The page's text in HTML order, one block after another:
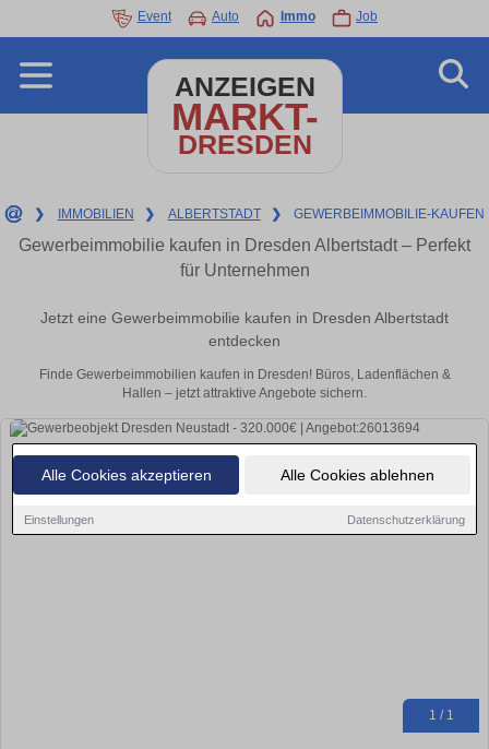
Alle Cookies akzeptieren Alle Cookies ablehnen
Einstellungen Datenschutzerklärung
Event Auto Immo Job
ANZEIGEN
MARKT-
DRESDEN
❯ IMMOBILIEN ❯ ALBERTSTADT ❯ GEWERBEIMMOBILIE-KAUFEN
Gewerbeimmobilie kaufen in Dresden Albertstadt – Perfekt
für Unternehmen
Jetzt eine Gewerbeimmobilie kaufen in Dresden Albertstadt
entdecken
Finde Gewerbeimmobilien kaufen in Dresden! Büros, Ladenflächen &
Hallen – jetzt attraktive Angebote sichern.
1 / 1